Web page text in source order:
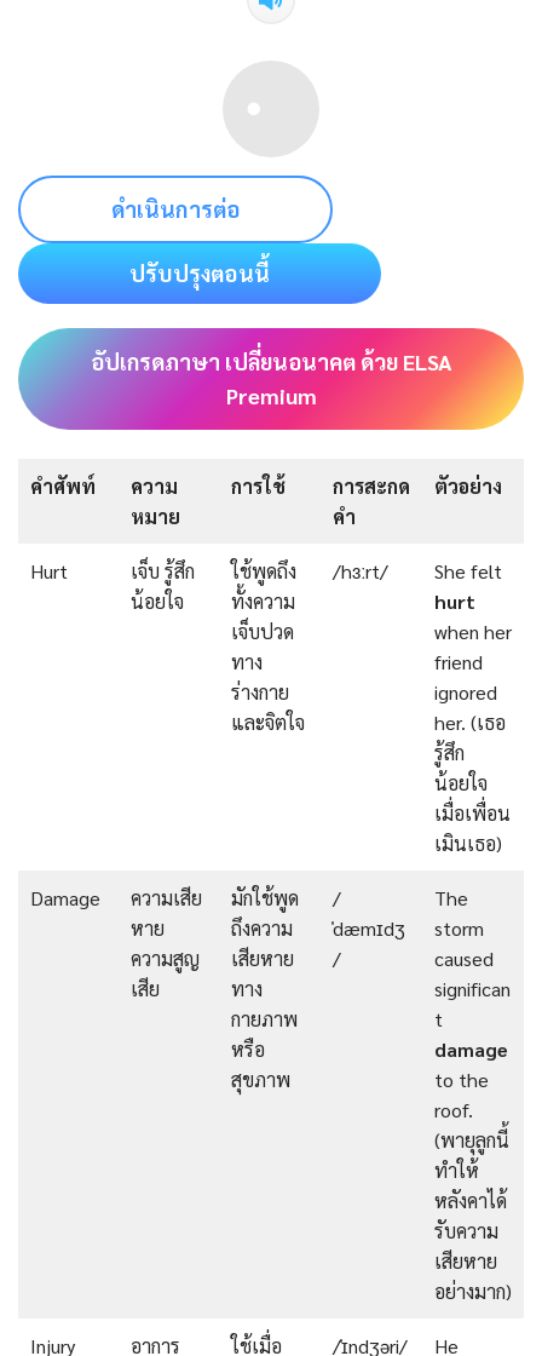
ดำเนินการต่อ
ปรับปรุงตอนนี้
อัปเกรดภาษา เปลี่ยนอนาคต ด้วย ELSA
Premium
คำศัพท์
ความ
หมาย
การใช้
การสะกด
คำ
ตัวอย่าง
Hurt
เจ็บ รู้สึก
น้อยใจ
ใช้พูดถึง
ทั้งความ
เจ็บปวด
ทาง
ร่างกาย
และจิตใจ
/hɜːrt/
She felt
hurt
when her
friend
ignored
her. (เธอ
รู้สึก
น้อยใจ
เมื่อเพื่อน
เมินเธอ)
Damage
ความเสีย
หาย
ความสูญ
เสีย
มักใช้พูด
ถึงความ
เสียหาย
ทาง
กายภาพ
หรือ
สุขภาพ
/
ˈdæmɪdʒ
/
The
storm
caused
significan
t
damage
to the
roof.
(พายุลูกนี้
ทำให้
หลังคาได้
รับความ
เสียหาย
อย่างมาก)
Injury อาการ ใช้เมื่อ /ˈɪndʒəri/ He